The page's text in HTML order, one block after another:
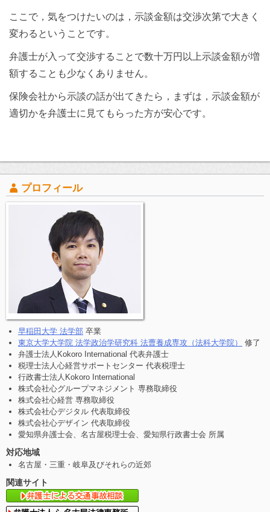
ここで，気をつけたいのは，示談金額は交渉次第で大きく
変わるということです。
弁護士が入って交渉することで数十万円以上示談金額が増
額することも少なくありません。
保険会社から示談の話が出てきたら，まずは，示談金額が
適切かを弁護士に見てもらった方が安心です。
プロフィール
早稲田大学 法学部 卒業
東京大学大学院 法学政治学研究科 法曹養成専攻（法科大学院）
修了
弁護士法人Kokoro International 代表弁護士
税理士法人心経営サポートセンター 代表税理士
行政書士法人Kokoro International
株式会社心グループマネジメント 専務取締役
株式会社心経営 専務取締役
株式会社心デジタル 代表取締役
株式会社心デザイン 代表取締役
愛知県弁護士会、名古屋税理士会、愛知県行政書士会 所属
対応地域
名古屋・三重・岐阜及びそれらの近郊
関連サイト